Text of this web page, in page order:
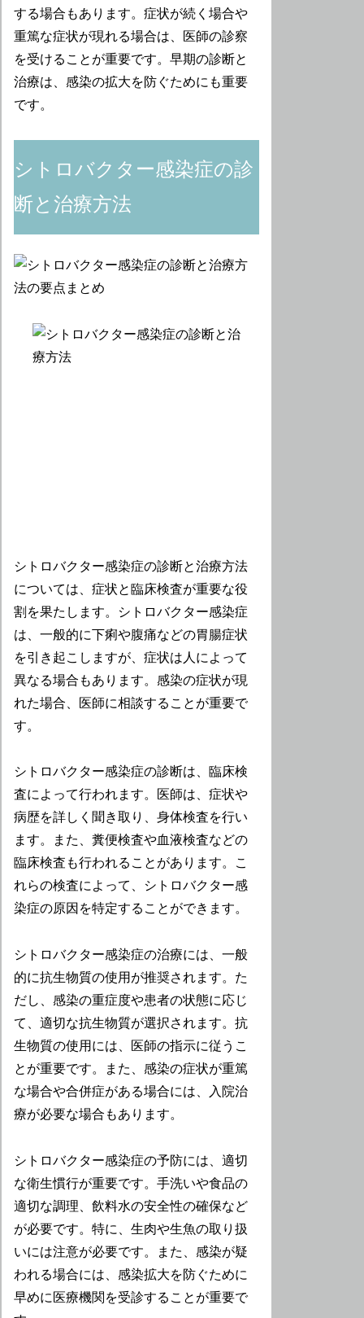
する場合もあります。症状が続く場合や
重篤な症状が現れる場合は、医師の診察
を受けることが重要です。早期の診断と
治療は、感染の拡大を防ぐためにも重要
です。
シトロバクター感染症の診
断と治療方法
シトロバクター感染症の診断と治療方法
については、症状と臨床検査が重要な役
割を果たします。シトロバクター感染症
は、一般的に下痢や腹痛などの胃腸症状
を引き起こしますが、症状は人によって
異なる場合もあります。感染の症状が現
れた場合、医師に相談することが重要で
す。
シトロバクター感染症の診断は、臨床検
査によって行われます。医師は、症状や
病歴を詳しく聞き取り、身体検査を行い
ます。また、糞便検査や血液検査などの
臨床検査も行われることがあります。こ
れらの検査によって、シトロバクター感
染症の原因を特定することができます。
シトロバクター感染症の治療には、一般
的に抗生物質の使用が推奨されます。た
だし、感染の重症度や患者の状態に応じ
て、適切な抗生物質が選択されます。抗
生物質の使用には、医師の指示に従うこ
とが重要です。また、感染の症状が重篤
な場合や合併症がある場合には、入院治
療が必要な場合もあります。
シトロバクター感染症の予防には、適切
な衛生慣行が重要です。手洗いや食品の
適切な調理、飲料水の安全性の確保など
が必要です。特に、生肉や生魚の取り扱
いには注意が必要です。また、感染が疑
われる場合には、感染拡大を防ぐために
早めに医療機関を受診することが重要で